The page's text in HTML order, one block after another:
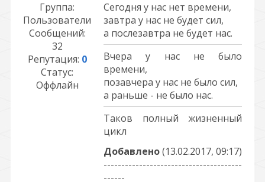
Группа:
Пользователи
Сообщений:
32
Репутация: 0
Статус:
Оффлайн
Сегодня у нас нет времени,
завтра у нас не будет сил,
а послезавтра не будет нас.
Вчера у нас не было
времени,
позавчера у нас не было сил,
а раньше - не было нас.
Таков полный жизненный
цикл
Добавлено(13.02.2017, 09:17)
---------------------------------------
------